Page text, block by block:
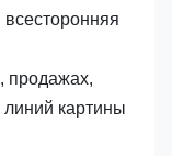
продажах,
картины